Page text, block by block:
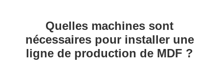
Quelles machines sont
nécessaires pour installer une
ligne de production de MDF ?